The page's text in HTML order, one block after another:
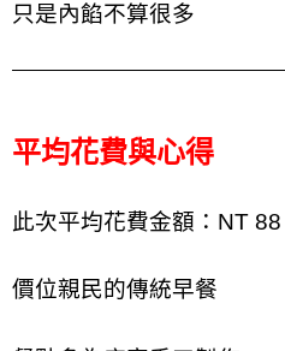
只是內餡不算很多
平均花費與心得
此次平均花費金額：NT 88
價位親民的傳統早餐